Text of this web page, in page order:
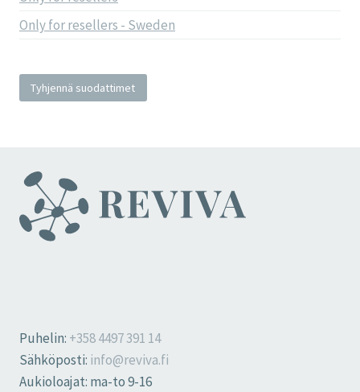
Only for resellers - Sweden
Tyhjennä suodattimet
Puhelin: +358 4497 391 14
Sähköposti: info@reviva.fi
Aukioloajat: ma-to 9-16